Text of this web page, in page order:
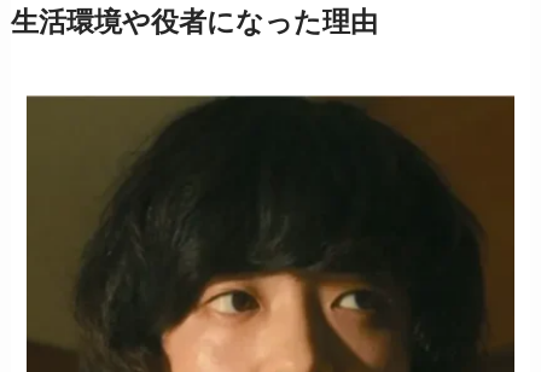
生活環境や役者になった理由